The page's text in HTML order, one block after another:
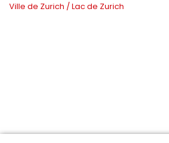
Ville de Zurich / Lac de Zurich